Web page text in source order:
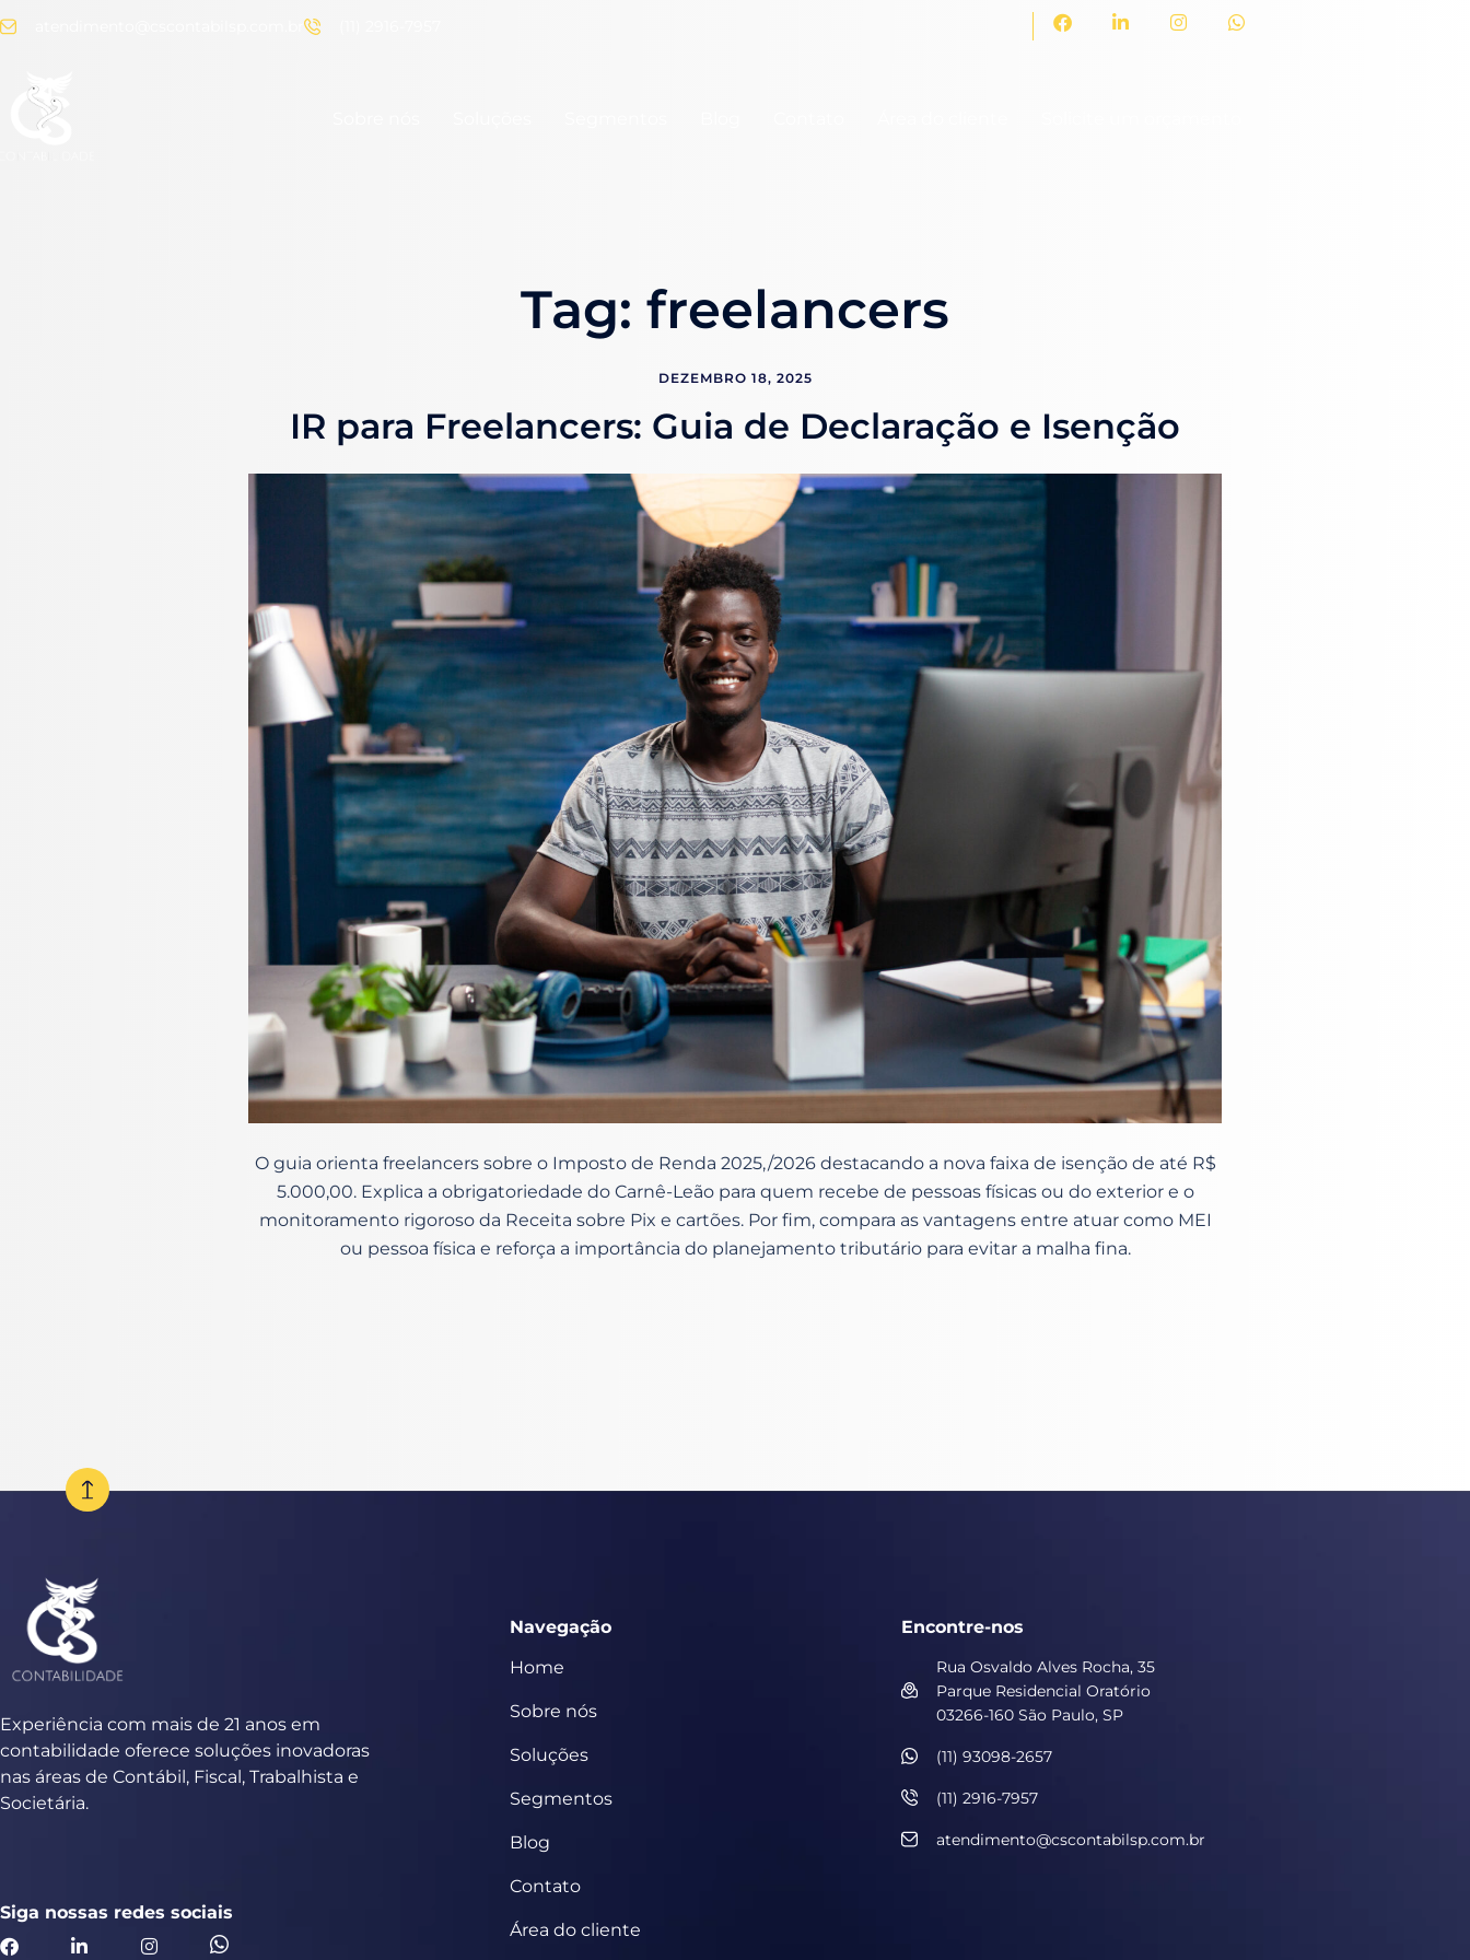
Tag: freelancers
DEZEMBRO 18, 2025
IR para Freelancers: Guia de Declaração e Isenção
O guia orienta freelancers sobre o Imposto de Renda 2025,/2026 destacando a nova faixa de isenção de até R$
5.000,00. Explica a obrigatoriedade do Carnê-Leão para quem recebe de pessoas físicas ou do exterior e o
monitoramento rigoroso da Receita sobre Pix e cartões. Por fim, compara as vantagens entre atuar como MEI
ou pessoa física e reforça a importância do planejamento tributário para evitar a malha fina.
Experiência com mais de 21 anos em
contabilidade oferece soluções inovadoras
nas áreas de Contábil, Fiscal, Trabalhista e
Societária.
Siga nossas redes sociais
Navegação
Home
Sobre nós
Soluções
Segmentos
Blog
Contato
Área do cliente
Encontre-nos
Rua Osvaldo Alves Rocha, 35
Parque Residencial Oratório
03266-160 São Paulo, SP
(11) 93098-2657
(11) 2916-7957
atendimento@cscontabilsp.com.br